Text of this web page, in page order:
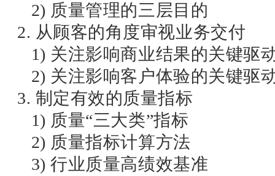
2) 质量管理的三层目的
2. 从顾客的角度审视业务交付
1) 关注影响商业结果的关键驱
2) 关注影响客户体验的关键驱
3. 制定有效的质量指标
1) 质量“三大类”指标
2) 质量指标计算方法
3) 行业质量高绩效基准